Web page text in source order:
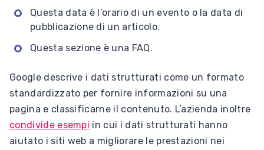
Questa data è l’orario di un evento o la data di
pubblicazione di un articolo.
Questa sezione è una FAQ.
Google descrive i dati strutturati come un formato
standardizzato per fornire informazioni su una
pagina e classificarne il contenuto. L’azienda inoltre
condivide esempi in cui i dati strutturati hanno
aiutato i siti web a migliorare le prestazioni nei